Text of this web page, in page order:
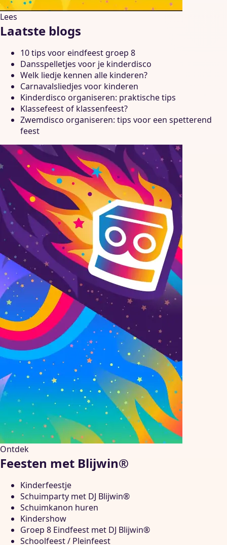
Lees
Laatste blogs
10 tips voor eindfeest groep 8
Dansspelletjes voor je kinderdisco
Welk liedje kennen alle kinderen?
Carnavalsliedjes voor kinderen
Kinderdisco organiseren: praktische tips
Klassefeest of klassenfeest?
Zwemdisco organiseren: tips voor een spetterend
feest
Ontdek
Feesten met Blijwin®
Kinderfeestje
Schuimparty met DJ Blijwin®
Schuimkanon huren
Kindershow
Groep 8 Eindfeest met DJ Blijwin®
Schoolfeest / Pleinfeest